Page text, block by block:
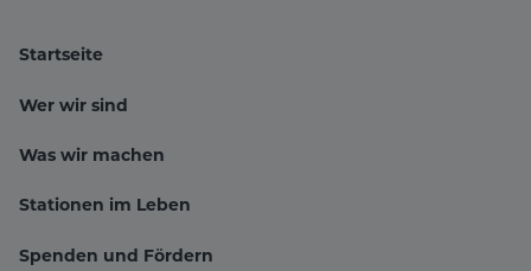
Hauptnavigation
Startseite
Wer wir sind
Was wir machen
Stationen im Leben
Spenden und Fördern